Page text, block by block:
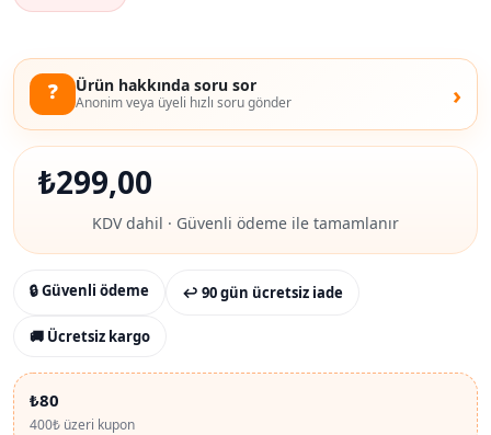
❓ Ürün hakkında soru sor
Anonim veya üyeli hızlı soru gönder ›
₺299,00
KDV dahil · Güvenli ödeme ile tamamlanır
🔒 Güvenli ödeme ↩ 90 gün ücretsiz iade
🚚 Ücretsiz kargo
₺80
400₺ üzeri kupon